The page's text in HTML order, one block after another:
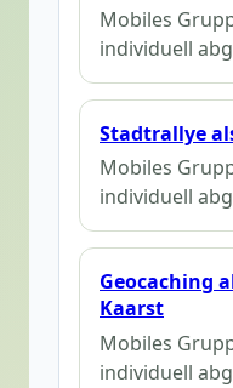
Mobiles
individuell
Stadtrallye
Mobiles
individuell
Geocaching
Kaarst
Mobiles
individuell